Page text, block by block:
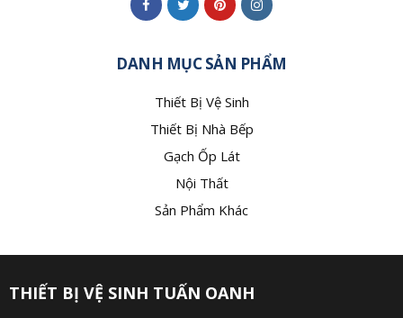
DANH MỤC SẢN PHẨM
Thiết Bị Vệ Sinh
Thiết Bị Nhà Bếp
Gạch Ốp Lát
Nội Thất
Sản Phẩm Khác
THIẾT BỊ VỆ SINH TUẤN OANH